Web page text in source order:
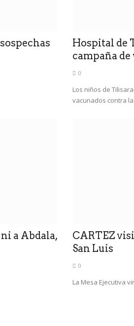
Hospital de
campaña
0
Los niños de
vacunados contra
a Abdala,
CARTEZ
San Luis
0
La Mesa Ejecutiva